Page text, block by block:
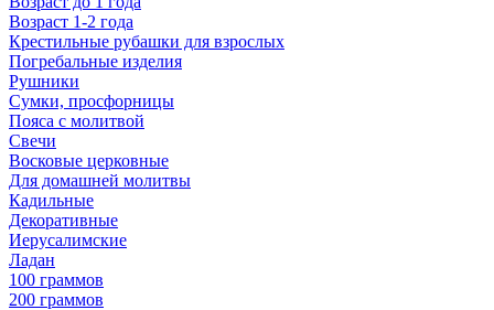
Возраст 1-2 года
Крестильные рубашки для взрослых
Погребальные изделия
Рушники
Сумки, просфорницы
Пояса с молитвой
Свечи
Восковые церковные
Для домашней молитвы
Кадильные
Декоративные
Иерусалимские
Ладан
100 граммов
200 граммов